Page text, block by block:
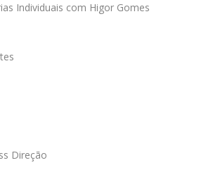
Individuais com Higor Gomes
Direção